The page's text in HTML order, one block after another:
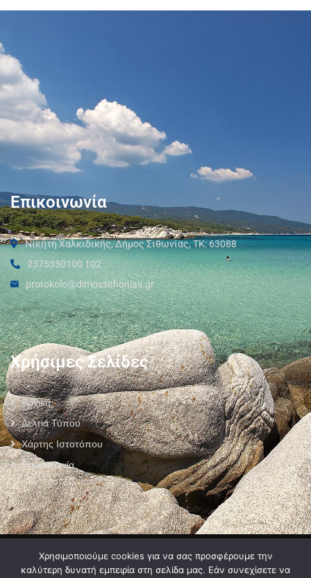
Επικοινωνία
Νικήτη Χαλκιδικής, Δήμος Σιθωνίας, ΤΚ: 63088
2375350100 102
protokolo@dimossithonias.gr
Χρήσιμες Σελίδες
Αρχική
Δελτία Τύπου
Χάρτης Ιστοτόπου
Επικοινωνία
Όροι Χρήσης
Χρησιμοποιούμε cookies για να σας προσφέρουμε την
καλύτερη δυνατή εμπειρία στη σελίδα μας. Εάν συνεχίσετε να